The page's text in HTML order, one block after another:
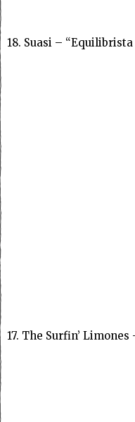
18. Suasi –
17. The Surfin’ Limones